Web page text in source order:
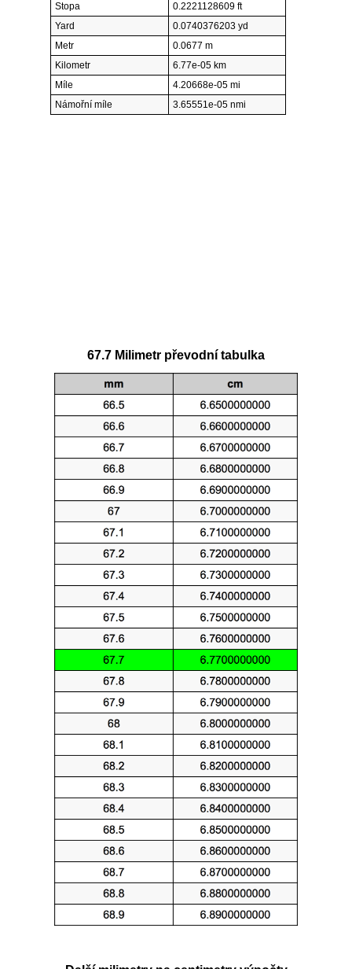
Stopa
0.2221128609 ft
Yard
0.0740376203 yd
Metr
0.0677 m
Kilometr
6.77e-05 km
Míle
4.20668e-05 mi
Námořní míle
3.65551e-05 nmi
67.7 Milimetr převodní tabulka